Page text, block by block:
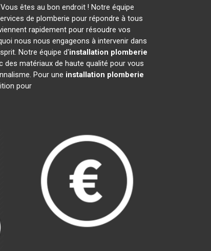
êtes au bon endroit ! Notre équipe
de plomberie pour répondre à tous
rapidement pour résoudre vos
nous nous engageons à intervenir dans
Notre équipe d'installation plomberie
matériaux de haute qualité pour vous
Pour une installation plomberie
pour